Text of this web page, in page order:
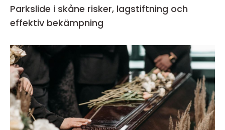
Parkslide i skåne risker, lagstiftning och
effektiv bekämpning